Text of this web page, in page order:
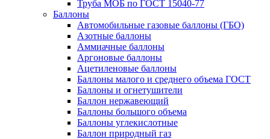
Труба МОБ по ГОСТ 15040-77
Баллоны
Автомобильные газовые баллоны (ГБО)
Азотные баллоны
Аммиачные баллоны
Аргоновые баллоны
Ацетиленовые баллоны
Баллоны малого и среднего объема ГОСТ
Баллоны и огнетушители
Баллон нержавеющий
Баллоны большого объема
Баллоны углекислотные
Баллон природный газ